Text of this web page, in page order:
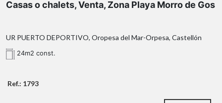
Casas o chalets, Venta, Zona Playa Morro de Gos
UR PUERTO DEPORTIVO, Oropesa del Mar-Orpesa, Castellón
24m2 const.
Ref.: 1793